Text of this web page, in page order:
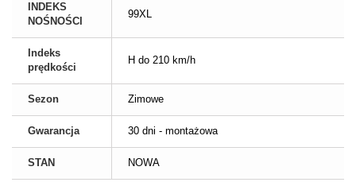
INDEKS
NOŚNOŚCI
99XL
Indeks
prędkości
H do 210 km/h
Sezon Zimowe
Gwarancja 30 dni - montażowa
STAN NOWA